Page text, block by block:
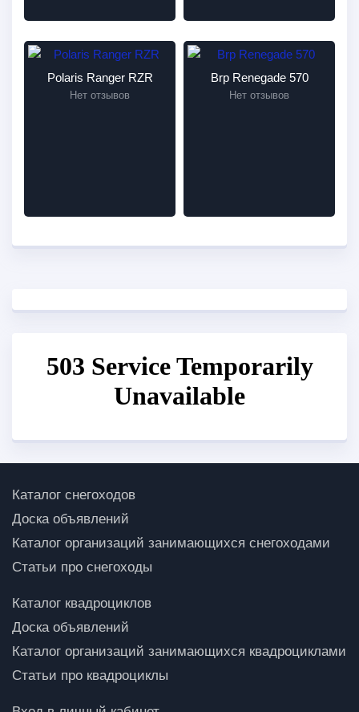
Polaris Ranger RZR
Нет отзывов
Brp Renegade 570
Нет отзывов
Каталог снегоходов
Доска объявлений
Каталог организаций занимающихся снегоходами
Статьи про снегоходы
Каталог квадроциклов
Доска объявлений
Каталог организаций занимающихся квадроциклами
Статьи про квадроциклы